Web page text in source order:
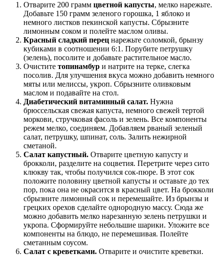
Отварите 200 грамм цветной капусты, мелко нарежьте.
Добавьте 150 грамм зеленого горошка, 1 яблоко и
немного листков пекинской капусты. Сбрызните
лимонным соком и полейте маслом оливы.
Красный сладкий перец нарежьте соломкой, брынзу
кубиками в соотношении 6:1. Порубите петрушку
(зелень), посолите и добавьте растительное масло.
Очистите топинамбур и натрите на терке, слегка
посолив. Для улучшения вкуса можно добавить немного
мяты или мелиссы, укроп. Сбрызните оливковым
маслом и подавайте на стол.
Диабетический витаминный салат. Нужна
брюссельская свежая капуста, немного свежей тертой
моркови, стручковая фасоль и зелень. Все компоненты
режем мелко, соединяем. Добавляем рваный зеленый
салат, петрушку, шпинат, соль. Залить нежирной
сметаной.
Салат капустный. Отварите цветную капусту и
брокколи, разделите на соцветия. Перетрите через сито
клюкву так, чтобы получился сок-пюре. В этот сок
положите половину цветной капусты и оставьте до тех
пор, пока она не окрасится в красный цвет. На брокколи
сбрызните лимонный сок и перемешайте. Из брынзы и
грецких орехов сделайте однородную массу. Сюда же
можно добавить мелко нарезанную зелень петрушки и
укропа. Сформируйте небольшие шарики. Уложите все
компоненты на блюдо, не перемешивая. Полейте
сметанным соусом.
Салат с креветками. Отварите и очистите креветки.